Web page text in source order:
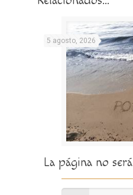
5 agosto, 2026
La página no